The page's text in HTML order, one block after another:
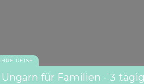
REISE
Ungarn für Familien - 3 tägig